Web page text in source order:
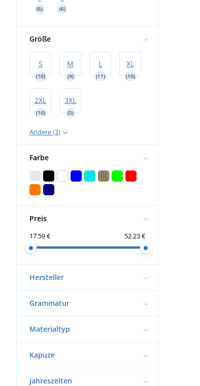
(6) (6)
Größe
S
(10)
M
(9)
L
(11)
XL
(10)
2XL
(10)
3XL
(5)
Andere (2)
Farbe
Preis
17.59 € 52.23 €
Hersteller
Grammatur
Materialtyp
Kapuze
Jahreszeiten